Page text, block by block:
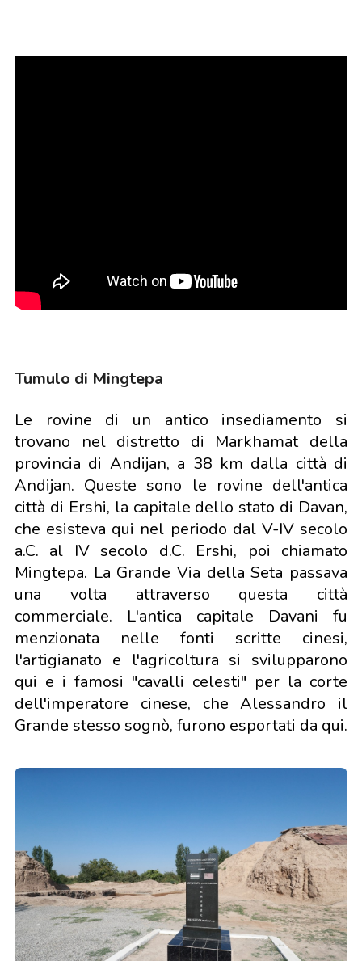
Tumulo di Mingtepa
Le rovine di un antico insediamento si
trovano nel distretto di Markhamat della
provincia di Andijan, a 38 km dalla città di
Andijan. Queste sono le rovine dell'antica
città di Ershi, la capitale dello stato di Davan,
che esisteva qui nel periodo dal V-IV secolo
a.C. al IV secolo d.C. Ershi, poi chiamato
Mingtepa. La Grande Via della Seta passava
una volta attraverso questa città
commerciale. L'antica capitale Davani fu
menzionata nelle fonti scritte cinesi,
l'artigianato e l'agricoltura si svilupparono
qui e i famosi "cavalli celesti" per la corte
dell'imperatore cinese, che Alessandro il
Grande stesso sognò, furono esportati da qui.